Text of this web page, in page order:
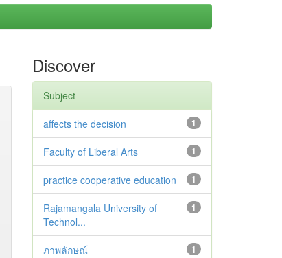
Discover
Subject
1
affects the decision
1
Faculty of Liberal Arts
1
practice cooperative education
1
Rajamangala University of
Technol...
1
ภาพลักษณ์